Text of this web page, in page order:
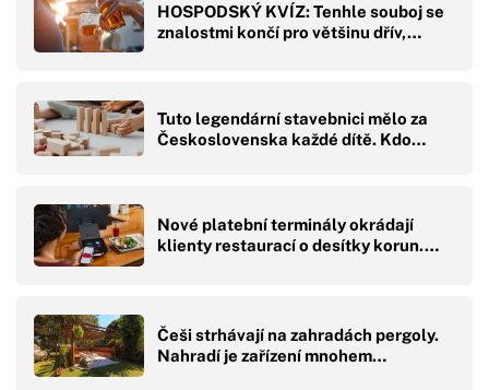
HOSPODSKÝ KVÍZ: Tenhle souboj se
znalostmi končí pro většinu dřív,…
Tuto legendární stavebnici mělo za
Československa každé dítě. Kdo…
Nové platební terminály okrádají
klienty restaurací o desítky korun.…
Češi strhávají na zahradách pergoly.
Nahradí je zařízení mnohem…